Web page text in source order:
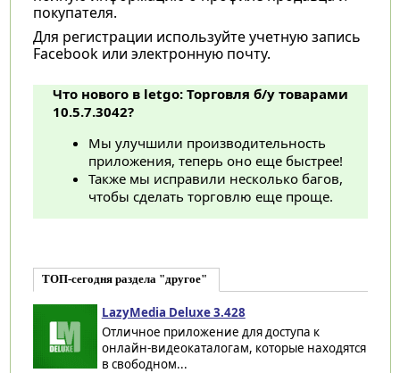
покупателя.
Для регистрации используйте учетную запись
Facebook или электронную почту.
Что нового в letgo: Торговля б/у товарами
10.5.7.3042?
Мы улучшили производительность
приложения, теперь оно еще быстрее!
Также мы исправили несколько багов,
чтобы сделать торговлю еще проще.
ТОП-сегодня раздела "другое"
LazyMedia Deluxe 3.428
Отличное приложение для доступа к
онлайн-видеокаталогам, которые находятся
в свободном...